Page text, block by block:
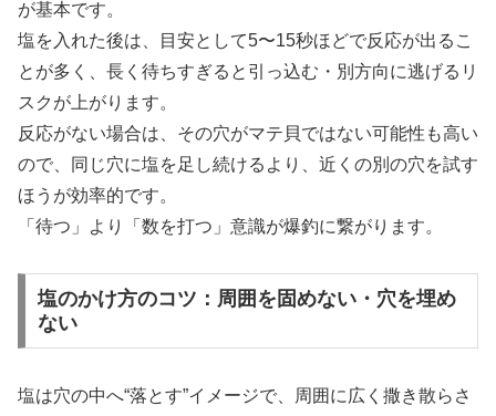
が基本です。
塩を入れた後は、目安として5〜15秒ほどで反応が出るこ
とが多く、長く待ちすぎると引っ込む・別方向に逃げるリ
スクが上がります。
反応がない場合は、その穴がマテ貝ではない可能性も高い
ので、同じ穴に塩を足し続けるより、近くの別の穴を試す
ほうが効率的です。
「待つ」より「数を打つ」意識が爆釣に繋がります。
塩のかけ方のコツ：周囲を固めない・穴を埋め
ない
塩は穴の中へ“落とす”イメージで、周囲に広く撒き散らさ